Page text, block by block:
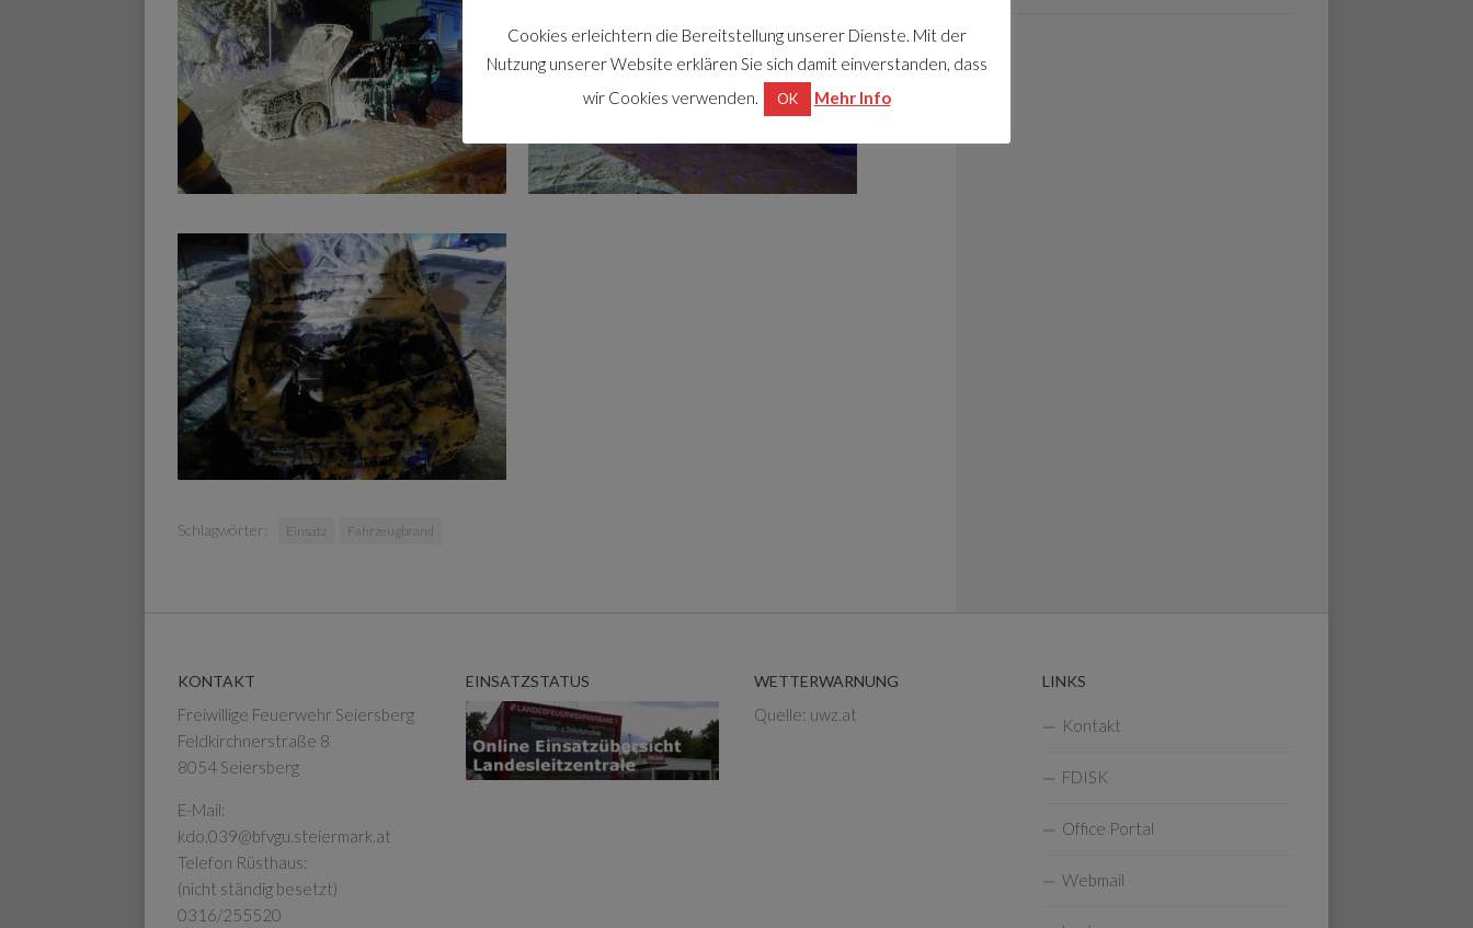
Schlagwörter: Einsatz Fahrzeugbrand
KONTAKT
Freiwillige Feuerwehr Seiersberg
Feldkirchnerstraße 8
8054 Seiersberg
E-Mail:
kdo.039@bfvgu.steiermark.at
Telefon Rüsthaus:
(nicht ständig besetzt)
0316/255520
EINSATZSTATUS WETTERWARNUNG
Quelle: uwz.at
LINKS
Kontakt
FDISK
Office Portal
Webmail
Cookies erleichtern die Bereitstellung unserer Dienste. Mit der
Nutzung unserer Website erklären Sie sich damit einverstanden, dass
wir Cookies verwenden.
OK Mehr Info